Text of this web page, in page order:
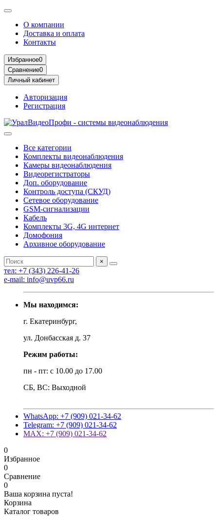
О компании
Доставка и оплата
Контакты
Избранное0
Сравнение0
Личный кабинет
Авторизация
Регистрация
Все категории
Комплекты видеонаблюдения
Камеры видеонаблюдения
Видеорегистраторы
Доп. оборудование
Контроль доступа (СКУД)
Сетевое оборудование
GSM-сигнализации
Кабель
Комплекты 3G, 4G интернет
Домофония
Архивное оборудование
×
тел: +7 (343) 226-41-26
e-mail: info@uvp66.ru
Мы находимся:
г. Екатеринбург,
ул. Донбасская д. 37
Режим работы:
пн - пт: с 10.00 до 17.00
СБ, ВС: Выходной
WhatsApp: +7 (909) 021-34-62
Telegram: +7 (909) 021-34-62
MAX: +7 (909) 021-34-62
0
Избранное
0
Сравнение
0
Ваша корзина пуста!
Корзина
Каталог товаров